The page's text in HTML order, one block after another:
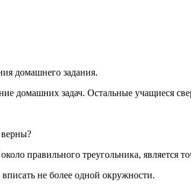
домашнего задания.
домашних задач. Остальные учащиеся
правильного треугольника, является
не более одной окружности.